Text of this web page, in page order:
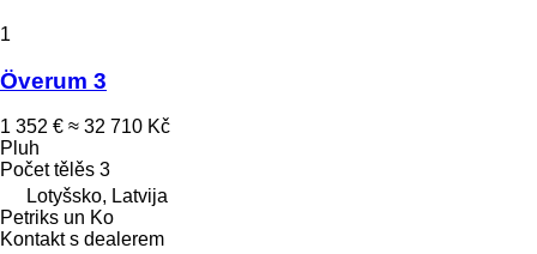
1
Överum 3
1 352 € ≈ 32 710 Kč
Pluh
Počet tělěs 3
Lotyšsko, Latvija
Petriks un Ko
Kontakt s dealerem